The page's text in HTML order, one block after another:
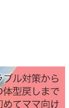
さん利用させて
三つ子と遠出